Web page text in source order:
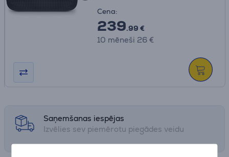
Cena:
239.99 €
10 mēneši 26 €
Saņemšanas iespējas
Izvēlies sev piemērotu piegādes veidu